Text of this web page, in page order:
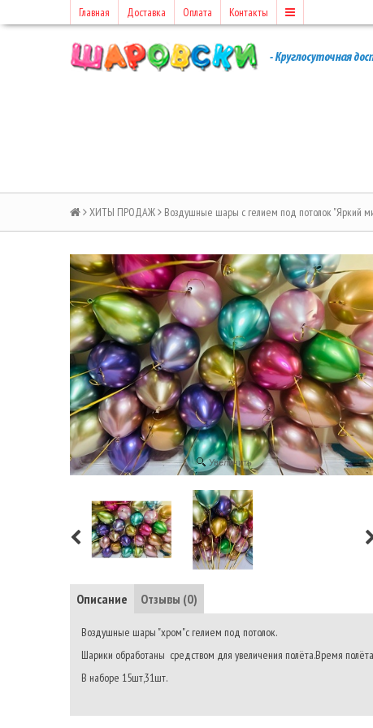
Главная Доставка Оплата Контакты
ХИТЫ ПРОДАЖ Воздушные шары с гелием под потолок "Яркий
Увеличить
Описание Отзывы (0)
Воздушные шары "хром"с гелием под потолок.
Шарики обработаны средством для увеличения полёта.Время
В наборе 15шт,31шт.